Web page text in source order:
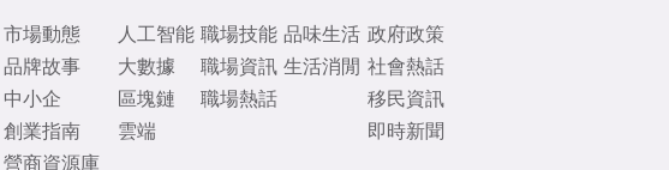
市場動態
品牌故事
中小企
創業指南
營商資源庫
人工智能
大數據
區塊鏈
雲端
職場技能
職場資訊
職場熱話
品味生活
生活消閒
政府政策
社會熱話
移民資訊
即時新聞